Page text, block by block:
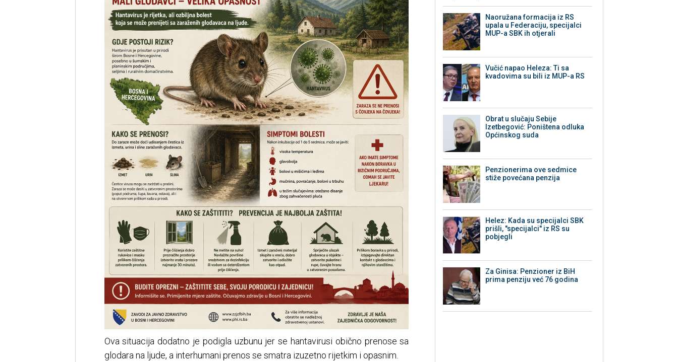
Ova situacija dodatno je podigla uzbunu jer se hantavirusi obično prenose sa
glodara na ljude, a interhumani prenos se smatra izuzetno rijetkim i opasnim.
Naoružana formacija iz RS
upala u Federaciju, specijalci
MUP-a SBK ih otjerali
Vučić napao Heleza: Ti sa
kvadovima su bili iz MUP-a RS
Obrat u slučaju Sebije
Izetbegović: Poništena odluka
Općinskog suda
Penzionerima ove sedmice
stiže povećana penzija
Helez: Kada su specijalci SBK
prišli, "specijalci" iz RS su
pobjegli
Za Ginisa: Penzioner iz BiH
prima penziju već 76 godina